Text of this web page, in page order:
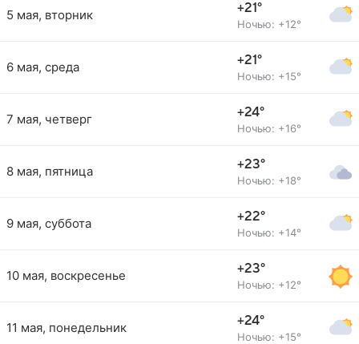
5 мая, вторник +21°
Ночью: +12°
6 мая, среда +21°
Ночью: +15°
7 мая, четверг +24°
Ночью: +16°
8 мая, пятница +23°
Ночью: +18°
9 мая, суббота +22°
Ночью: +14°
10 мая, воскресенье +23°
Ночью: +12°
11 мая, понедельник +24°
Ночью: +15°